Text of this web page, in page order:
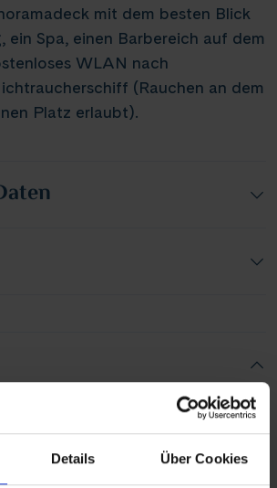
Details Über Cookies
mit dem besten Blick
ein Spa, einen Barbereich auf dem
WLAN nach
(Rauchen an dem
Platz erlaubt).